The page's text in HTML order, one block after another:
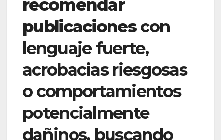
recomendar
publicacionescon
lenguaje fuerte,
acrobacias riesgosas
o comportamientos
potencialmente
dañinos, buscando